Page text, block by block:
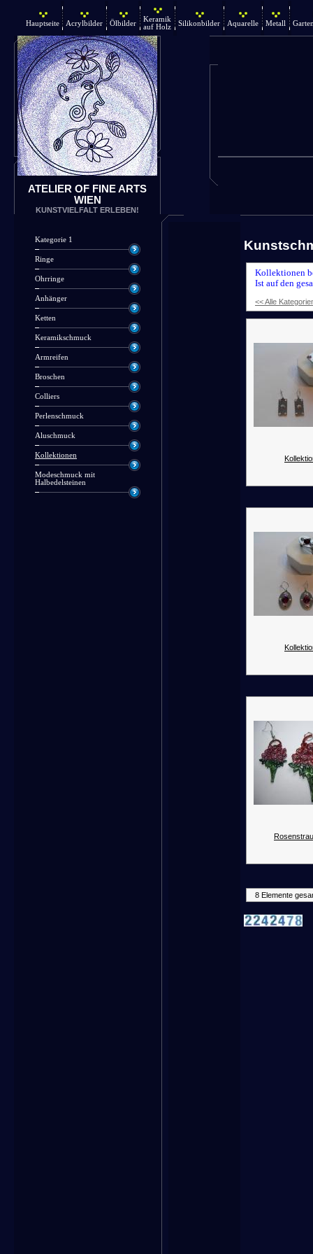
Hauptseite Acrylbilder Ölbilder
Keramik
auf Holz
Silikonbilder Aquarelle Metall
ATELIER OF FINE ARTS
WIEN
KUNSTVIELFALT ERLEBEN!
Kategorie 1
Ringe
Ohrringe
Anhänger
Ketten
Keramikschmuck
Armreifen
Broschen
Colliers
Perlenschmuck
Aluschmuck
Kollektionen
Modeschmuck mit
Halbedelsteinen
Kollektionen
Ist auf den
<< Alle
8 Elemente